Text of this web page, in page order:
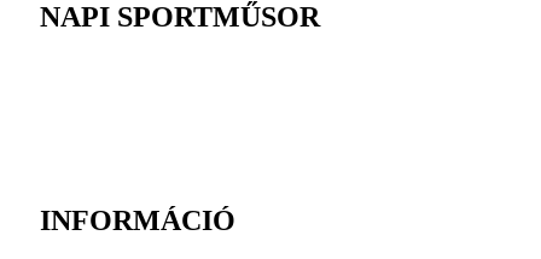
NAPI SPORTMŰSOR
INFORMÁCIÓ